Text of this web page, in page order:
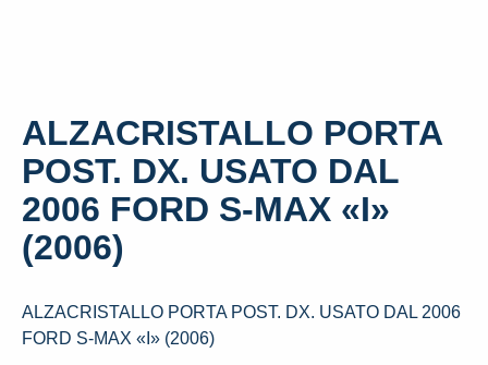
ALZACRISTALLO PORTA
POST. DX. USATO DAL
2006 FORD S-MAX «I»
(2006)
ALZACRISTALLO PORTA POST. DX. USATO DAL 2006
FORD S-MAX «I» (2006)